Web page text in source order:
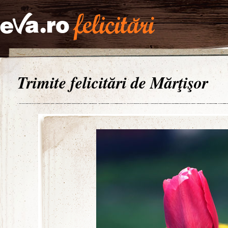
Trimite felicitări de Mărţişor